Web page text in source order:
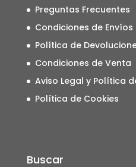
Preguntas Frecuentes
Condiciones de Envíos
Política de
Condiciones de Venta
Aviso Legal y Política
Política de Cookies
Buscar